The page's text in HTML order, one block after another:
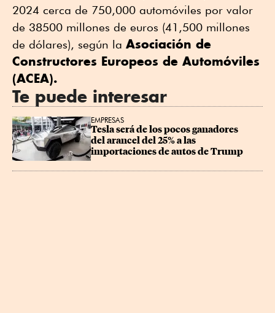
2024 cerca de 750,000 automóviles por valor
de 38500 millones de euros (41,500 millones
de dólares), según la Asociación de
Constructores Europeos de Automóviles
(ACEA).
Te puede interesar
EMPRESAS
Tesla será de los pocos ganadores
del arancel del 25% a las
importaciones de autos de Trump